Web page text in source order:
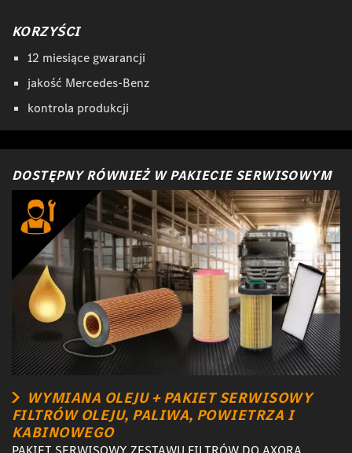
KORZYŚCI
12 miesiące gwarancji
jakość Mercedes-Benz
kontrola produkcji
DOSTĘPNY RÓWNIEŻ W PAKIECIE SERWISOWYM
WYMIANA OLEJU + PAKIET SERWISOWY
FILTRÓW OLEJU, PALIWA, POWIETRZA I
KABINOWEGO